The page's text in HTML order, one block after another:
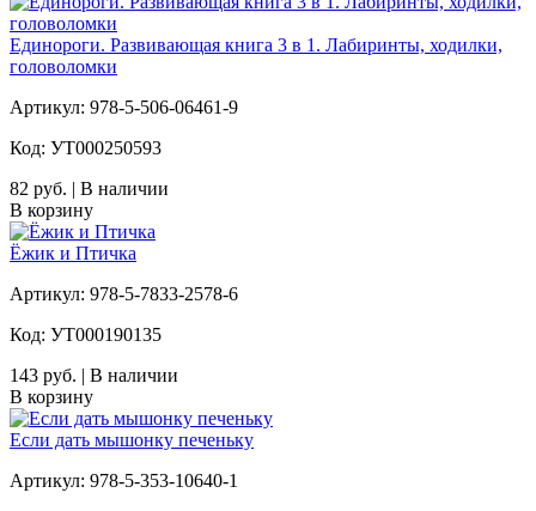
Единороги. Развивающая книга 3 в 1. Лабиринты, ходилки,
головоломки
Артикул: 978-5-506-06461-9
Код: УТ000250593
82 руб. | В наличии
В корзину
Ёжик и Птичка
Артикул: 978-5-7833-2578-6
Код: УТ000190135
143 руб. | В наличии
В корзину
Если дать мышонку печеньку
Артикул: 978-5-353-10640-1